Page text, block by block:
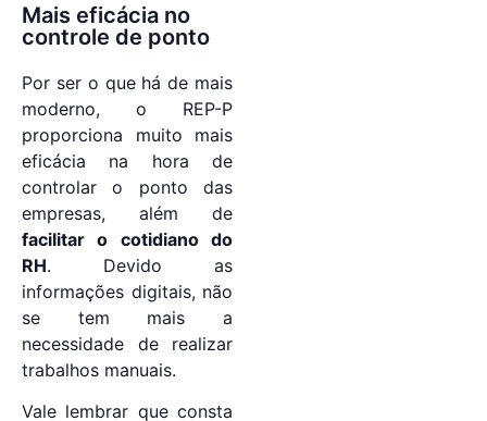
Mais eficácia no
controle de ponto
Por ser o que há de mais
moderno, o REP-P
proporciona muito mais
eficácia na hora de
controlar o ponto das
empresas, além de
facilitar o cotidiano do
RH. Devido as
informações digitais, não
se tem mais a
necessidade de realizar
trabalhos manuais.
Vale lembrar que consta